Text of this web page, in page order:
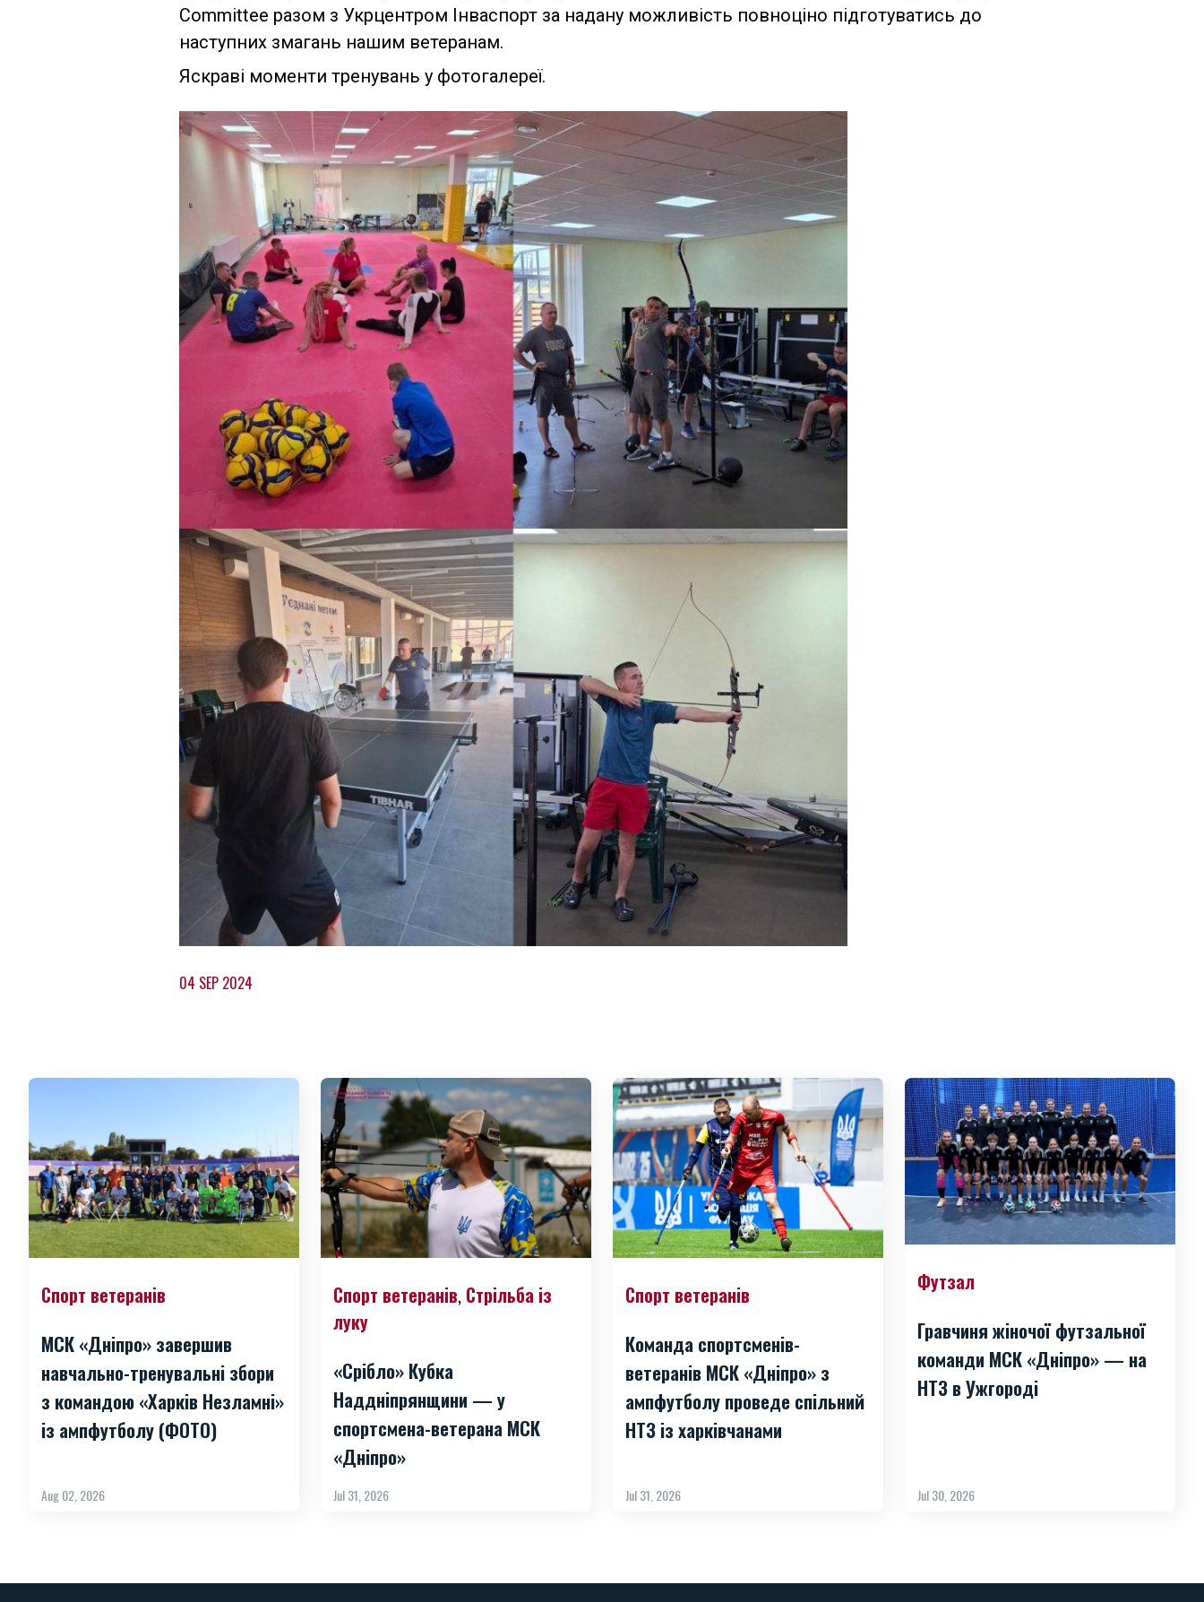
Committee разом з Укрцентром Інваспорт за надану можливість повноціно підготуватись до
наступних змагань нашим ветеранам.
Яскраві моменти тренувань у фотогалереї.
04 SEP 2024
Спорт ветеранів
МСК «Дніпро» завершив
навчально-тренувальні збори
з командою «Харків Незламні»
із ампфутболу (ФОТО)
Aug 02, 2026
Спорт ветеранів, Стрільба із
луку
«Срібло» Кубка
Наддніпрянщини — у
спортсмена-ветерана МСК
«Дніпро»
Jul 31, 2026
Спорт ветеранів
Команда спортсменів-
ветеранів МСК «Дніпро» з
ампфутболу проведе спільний
НТЗ із харківчанами
Jul 31, 2026
Футзал
Гравчиня жіночої футзальної
команди МСК «Дніпро» — на
НТЗ в Ужгороді
Jul 30, 2026